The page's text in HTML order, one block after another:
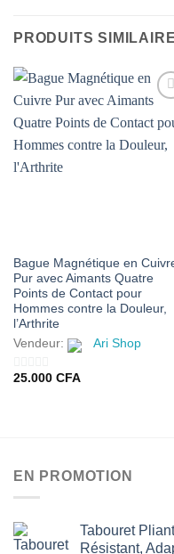
PRODUITS
AJOUTER
Bague Magnétique en
Pur avec Aimants Quatre
Points de Contact pour
Hommes contre la Douleur,
l’Arthrite
Vendeur:
Ari Shop
0
25.000 CFA
EN PROMOTION
Tabouret
Résistant,